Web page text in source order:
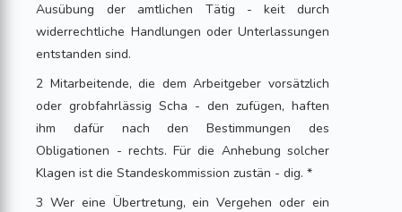
Ausübung der amtlichen Tätig - keit durch
widerrechtliche Handlungen oder Unterlassungen
entstanden sind.
2 Mitarbeitende, die dem Arbeitgeber vorsätzlich
oder grobfahrlässig Scha - den zufügen, haften
ihm dafür nach den Bestimmungen des
Obligationen - rechts. Für die Anhebung solcher
Klagen ist die Standeskommission zustän - dig. *
3 Wer eine Übertretung, ein Vergehen oder ein